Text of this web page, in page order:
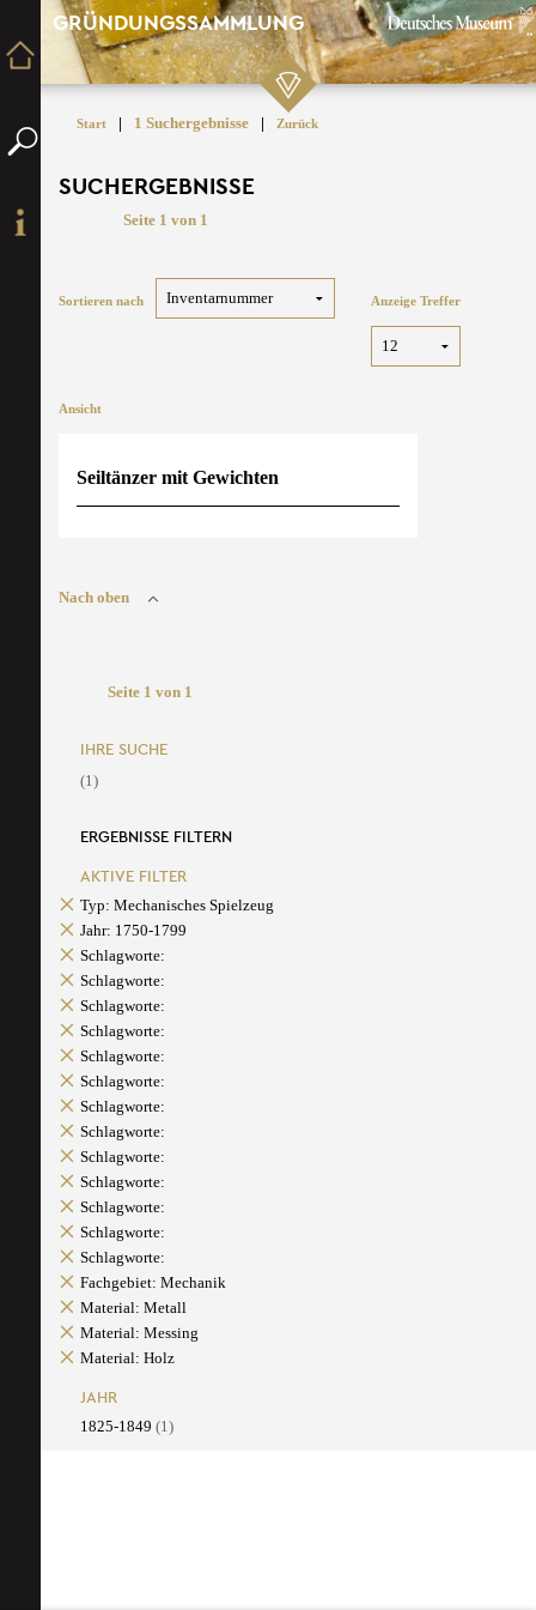
GRÜNDUNGSSAMMLUNG
Start | 1 Suchergebnisse | Zurück
SUCHERGEBNISSE
Seite 1 von 1
Sortieren nach Anzeige Treffer
Ansicht
Seiltänzer mit Gewichten
Nach oben
Seite 1 von 1
IHRE SUCHE
(1)
ERGEBNISSE FILTERN
AKTIVE FILTER
Typ: Mechanisches Spielzeug
Jahr: 1750-1799
Schlagworte:
Schlagworte:
Schlagworte:
Schlagworte:
Schlagworte:
Schlagworte:
Schlagworte:
Schlagworte:
Schlagworte:
Schlagworte:
Schlagworte:
Schlagworte:
Schlagworte:
Fachgebiet: Mechanik
Material: Metall
Material: Messing
Material: Holz
JAHR
1825-1849 (1)